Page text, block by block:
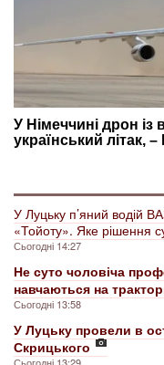
У Луцьку п’яний водій
«Тойоту». Яке рішення
Сьогодні 14:27
Не суто чоловіча
навчаються на
Сьогодні 13:58
У Луцьку провели в
Скрицького